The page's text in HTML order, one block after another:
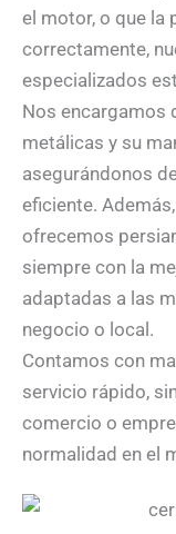
el motor, o que la
correctamente,
especializados
Nos encargamos
metálicas y su
asegurándonos
eficiente.
ofrecemos
siempre con la
adaptadas a las
negocio o local.
Contamos con
servicio rápido,
comercio o
normalidad en el